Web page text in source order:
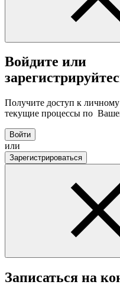
Войдите или
Получите доступ к
текущие процессы по
Войти
или
Зарегистрироваться
Записаться на